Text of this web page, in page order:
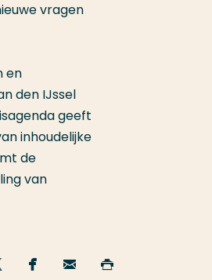
vragen
en
den IJssel
geeft
inhoudelijke
de
van
Deel
Deel
Email